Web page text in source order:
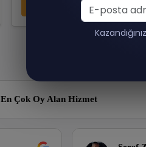
Sepete Ekle
En Çok Oy Alan Hizmet